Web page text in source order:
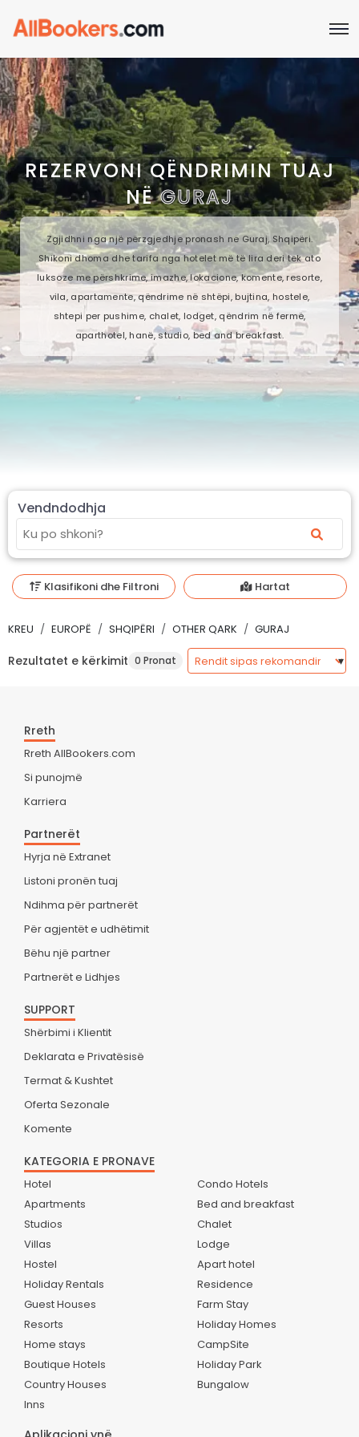
REZERVONI QËNDRIMIN TUAJ
NËGURAJ
Zgjidhni nga një përzgjedhje pronash në Guraj, Shqipëri.
Shikoni dhoma dhe tarifa nga hotelet më të lira deri tek ato
luksoze me përshkrime, imazhe, lokacione, komente, resorte,
vila, apartamente, qëndrime në shtëpi, bujtina, hostele,
shtepi per pushime, chalet, lodget, qëndrim në fermë,
aparthotel, hanë, studio, bed and breakfast.
Vendndodhja
Klasifikoni dhe Filtroni Hartat
KREU EUROPË SHQIPËRI OTHER QARK GURAJ
Rezultatet e kërkimit 0 Pronat
Rreth
Rreth AllBookers.com
Si punojmë
Karriera
Partnerët
Hyrja në Extranet
Listoni pronën tuaj
Ndihma për partnerët
Për agjentët e udhëtimit
Bëhu një partner
Partnerët e Lidhjes
SUPPORT
Shërbimi i Klientit
Deklarata e Privatësisë
Termat & Kushtet
Oferta Sezonale
Komente
KATEGORIA E PRONAVE
Hotel
Apartments
Studios
Villas
Hostel
Holiday Rentals
Guest Houses
Resorts
Home stays
Boutique Hotels
Country Houses
Inns
Condo Hotels
Bed and breakfast
Chalet
Lodge
Apart hotel
Residence
Farm Stay
Holiday Homes
CampSite
Holiday Park
Bungalow